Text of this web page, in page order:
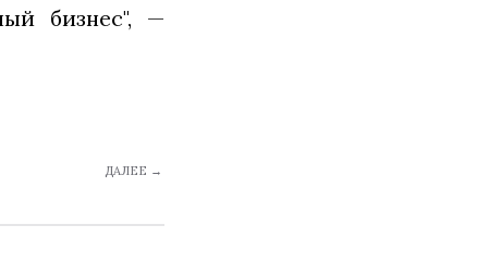
бизнес", —
ДАЛЕЕ →